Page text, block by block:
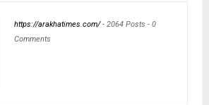
https://arakhatimes.com/- 2064 Posts - 0
Comments